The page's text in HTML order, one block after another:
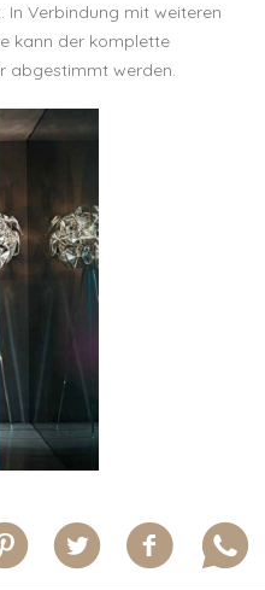
Verbindung mit weiteren
kann der komplette
abgestimmt werden.